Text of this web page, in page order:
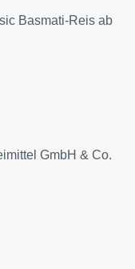
Basmati-Reis ab
GmbH & Co.